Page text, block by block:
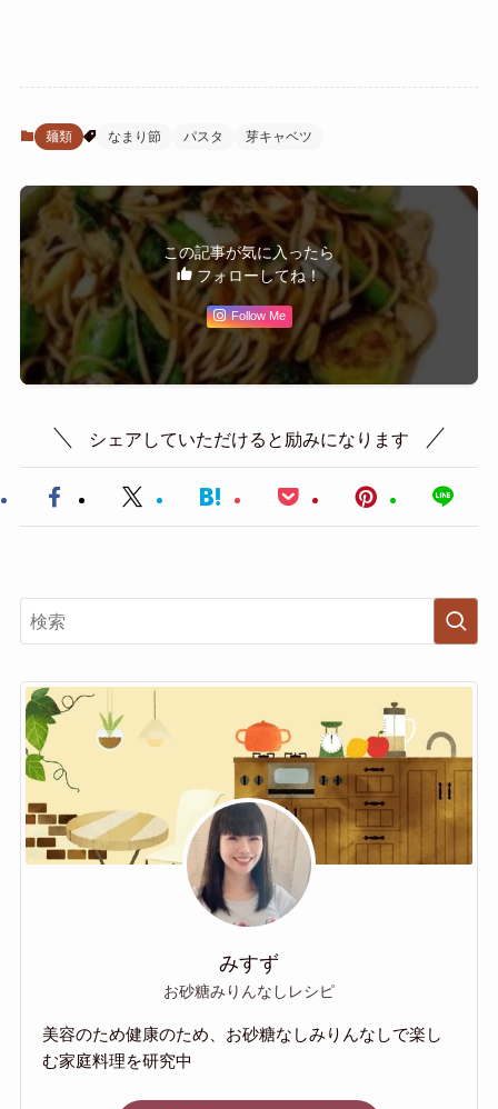
麺類 なまり節 パスタ 芽キャベツ
この記事が気に入ったら
フォローしてね！
Follow Me
シェアしていただけると励みになります
みすず
お砂糖みりんなしレシピ
美容のため健康のため、お砂糖なしみりんなしで楽し
む家庭料理を研究中